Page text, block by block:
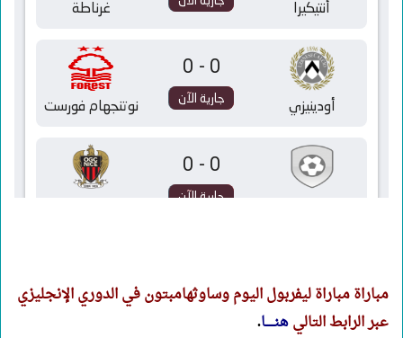
مباراة مباراة ليفربول اليوم وساوثهامبتون في الدوري الإنجليزي
عبر الرابط التاليهنـــــا.